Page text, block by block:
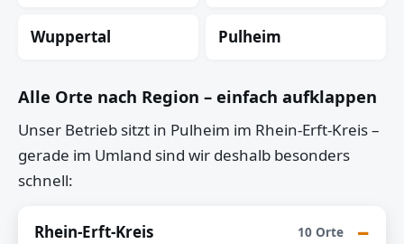
Wuppertal Pulheim
Alle Orte nach Region – einfach aufklappen
Unser Betrieb sitzt in Pulheim im Rhein-Erft-Kreis –
gerade im Umland sind wir deshalb besonders
schnell:
Rhein-Erft-Kreis 10 Orte